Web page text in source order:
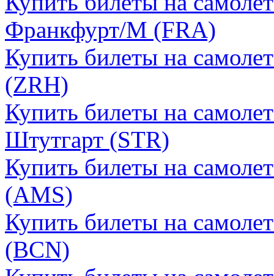
Франкфурт/М (FRA)
Купить билеты на
(ZRH)
Купить билеты на
Штутгарт (STR)
Купить билеты на
(AMS)
Купить билеты на
(BCN)